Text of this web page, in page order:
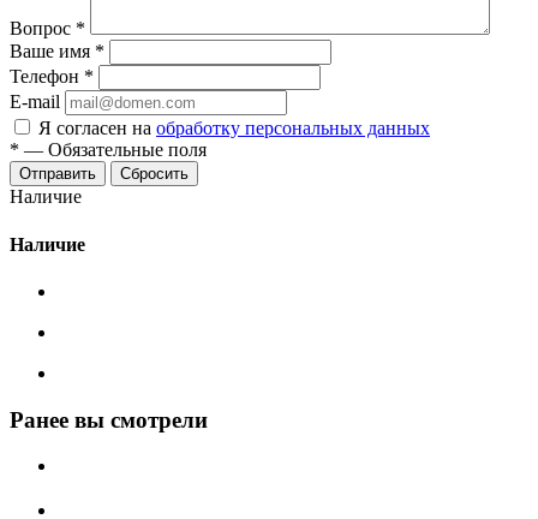
Вопрос *
Ваше имя *
Телефон *
E-mail
Я согласен на обработку персональных данных
* — Обязательные поля
Сбросить
Наличие
Наличие
Ранее вы смотрели